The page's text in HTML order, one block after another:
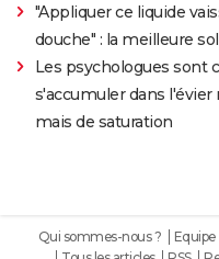
"Appliquer ce liquide
douche" : la meilleure
Les psychologues sont
s'accumuler dans l'évier
mais de saturation
Qui sommes-nous ? Equipe